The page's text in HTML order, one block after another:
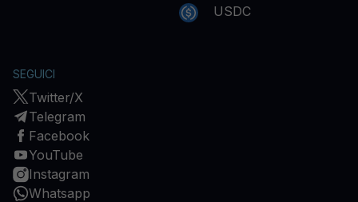
USDC
SEGUICI
Twitter/X
Telegram
Facebook
YouTube
Instagram
Whatsapp